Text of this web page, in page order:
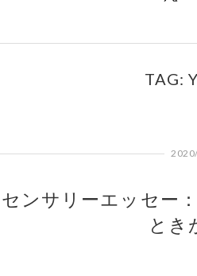
TAG:
センサリーエッセー
とき